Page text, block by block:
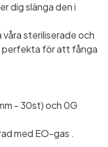
dig slänga den i
våra steriliserade och
perfekta för att fånga
- 30st) och 0G
med EO-gas .